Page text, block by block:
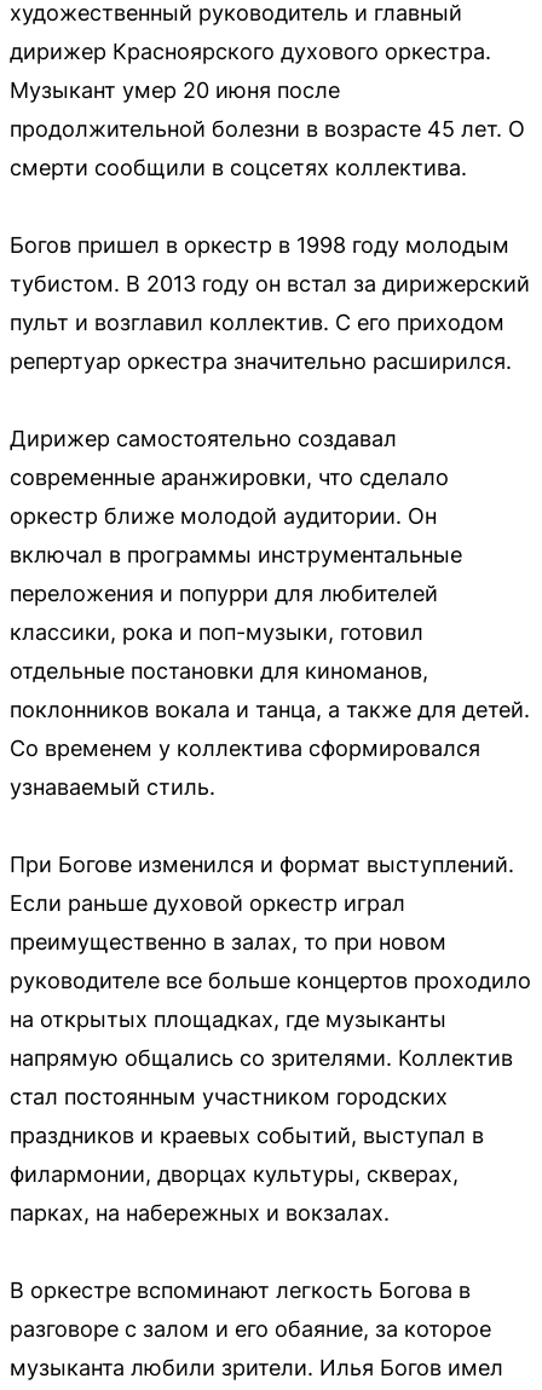
художественный руководитель и главный
дирижер Красноярского духового оркестра.
Музыкант умер 20 июня после
продолжительной болезни в возрасте 45 лет. О
смерти сообщили в соцсетях коллектива.
Богов пришел в оркестр в 1998 году молодым
тубистом. В 2013 году он встал за дирижерский
пульт и возглавил коллектив. С его приходом
репертуар оркестра значительно расширился.
Дирижер самостоятельно создавал
современные аранжировки, что сделало
оркестр ближе молодой аудитории. Он
включал в программы инструментальные
переложения и попурри для любителей
классики, рока и поп-музыки, готовил
отдельные постановки для киноманов,
поклонников вокала и танца, а также для детей.
Со временем у коллектива сформировался
узнаваемый стиль.
При Богове изменился и формат выступлений.
Если раньше духовой оркестр играл
преимущественно в залах, то при новом
руководителе все больше концертов проходило
на открытых площадках, где музыканты
напрямую общались со зрителями. Коллектив
стал постоянным участником городских
праздников и краевых событий, выступал в
филармонии, дворцах культуры, скверах,
парках, на набережных и вокзалах.
В оркестре вспоминают легкость Богова в
разговоре с залом и его обаяние, за которое
музыканта любили зрители. Илья Богов имел